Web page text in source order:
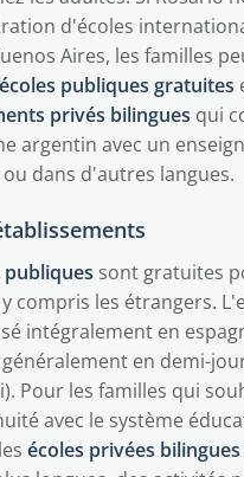
d'écoles
Aires, les familles
écoles publiques gratuites
privés bilingues qui
argentin avec un
dans d'autres langues.
publiques sont gratuites
compris les étrangers.
intégralement en
en demi-
Pour les familles qui
avec le système
écoles privées bilingues